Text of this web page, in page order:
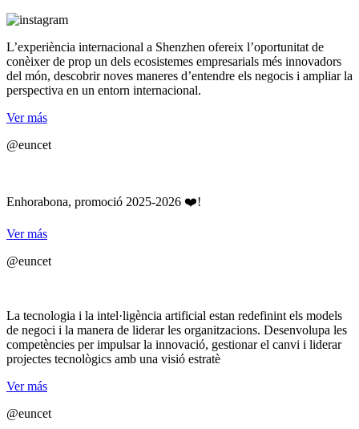
L’experiència internacional a Shenzhen ofereix l’oportunitat de
conèixer de prop un dels ecosistemes empresarials més innovadors
del món, descobrir noves maneres d’entendre els negocis i ampliar la
perspectiva en un entorn internacional.
Ver más
@euncet
Enhorabona, promoció 2025-2026 ❤️!
Ver más
@euncet
La tecnologia i la intel·ligència artificial estan redefinint els models
de negoci i la manera de liderar les organitzacions. Desenvolupa les
competències per impulsar la innovació, gestionar el canvi i liderar
projectes tecnològics amb una visió estratè
Ver más
@euncet